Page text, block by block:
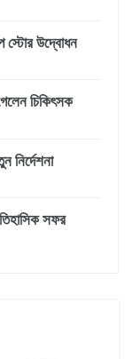
স্টোর উদ্বোধন
চিকিৎসক
নির্দেশনা
সফর